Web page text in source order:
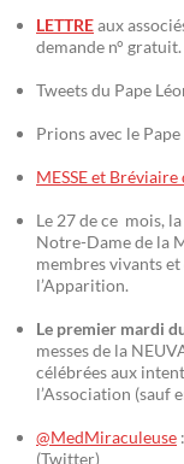
LETTREaux
demande n° gratuit.
Tweets du Pape
Prions avec le
MESSE et
Le 27 de ce mois,
Notre-Dame de la
membres vivants
l’Apparition.
Le premier mardi
messes de la
célébrées aux
l’Association (sauf
@MedMiraculeuse
(Twitter)